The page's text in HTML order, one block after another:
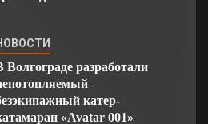
Волгограде разработали
катер-
«Avatar 001»